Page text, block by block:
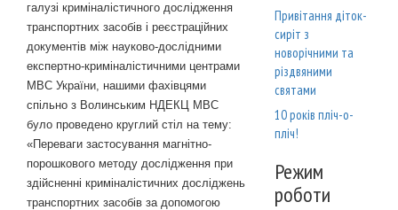
галузі криміналістичного дослідження
транспортних засобів і реєстраційних
документів між науково-дослідними
експертно-криміналістичними центрами
МВС України, нашими фахівцями
спільно з Волинським НДЕКЦ МВС
було проведено круглий стіл на тему:
«Переваги застосування магнітно-
порошкового методу дослідження при
здійсненні криміналістичних досліджень
транспортних засобів за допомогою
Привітання діток-
сиріт з
новорічними та
різдвяними
святами
10 років пліч-о-
пліч!
Режим
роботи